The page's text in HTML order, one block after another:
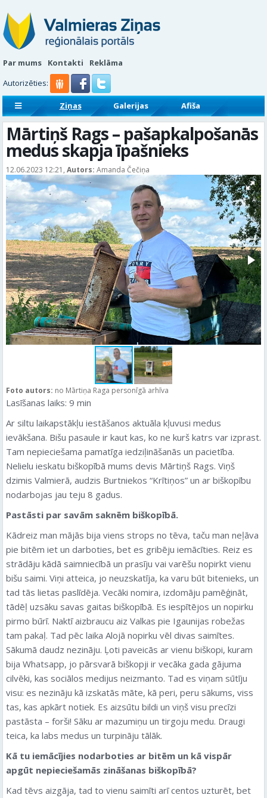
Par mums Kontakti
Reklāma
Autorizēties:
Ziņas Galerijas
Afiša
Sludinājumi
Reklāmraksti
Mārtiņš Rags – pašapkalpošanās
medus skapja īpašnieks
12.06.2023 12:21, Autors: Amanda Čečiņa
Foto autors: no Mārtiņa Raga personīgā arhīva
Lasīšanas laiks: 9 min
Ar siltu laikapstākļu iestāšanos aktuāla kļuvusi medus
ievākšana. Bišu pasaule ir kaut kas, ko ne kurš katrs var izprast.
Tam nepieciešama pamatīga iedziļināšanās un pacietība.
Nelielu ieskatu biškopībā mums devis Mārtiņš Rags. Viņš
dzimis Valmierā, audzis Burtniekos “Krītiņos” un ar biškopību
nodarbojas jau teju 8 gadus.
Pastāsti par savām saknēm biškopībā.
Kādreiz man mājās bija viens strops no tēva, taču man neļāva
pie bitēm iet un darboties, bet es gribēju iemācīties. Reiz es
strādāju kādā saimniecībā un prasīju vai varēšu nopirkt vienu
bišu saimi. Viņi atteica, jo neuzskatīja, ka varu būt bitenieks, un
tad tās lietas paslīdēja. Vecāki nomira, izdomāju pamēģināt,
tādēļ uzsāku savas gaitas biškopībā. Es iespītējos un nopirku
pirmo būrī. Naktī aizbraucu aiz Valkas pie Igaunijas robežas
tam pakaļ. Tad pēc laika Alojā nopirku vēl divas saimītes.
Sākumā daudz nezināju. Ļoti paveicās ar vienu biškopi, kuram
bija Whatsapp, jo pārsvarā biškopji ir vecāka gada gājuma
cilvēki, kas sociālos medijus neizmanto. Tad es viņam sūtīju
visu: es nezināju kā izskatās māte, kā peri, peru sākums, viss
tas, kas apkārt notiek. Es aizsūtu bildi un viņš visu precīzi
pastāsta – forši! Sāku ar mazumiņu un tirgoju medu. Draugi
teica, ka labs medus un turpināju tālāk.
Kā tu iemācījies nodarboties ar bitēm un kā vispār
apgūt nepieciešamās zināšanas biškopībā?
Kad tēvs aizgāja, tad to vienu saimīti arī centos uzturēt, bet